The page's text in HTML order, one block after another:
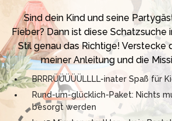
Kinderzimmer
Ich bin THiLO, "Dein SPIEGEL"-
TV-Profi (ZDF "1, 2 oder 3").
Schatzsuchen und Escape
Download. Und natürlich
Sind dein Kind und seine
Fieber? Dann ist diese Schatzsuche
Stil genau das Richtige! Verstecke
meiner Anleitung und die
BRRRÜÜÜÜÜLLLL-inater Spaß für
Rund-um-glücklich-Paket: Nichts
besorgt werden
Das gab es noch nie: Verwandele
High-Tech Labor! Unser 24-
Mission, Agentenausweise,
Knackt den Fall in 90
Kniffliger Rätselspaß für 2 bis 6
99 Jahre)
Professionelles PDF:
inklusive